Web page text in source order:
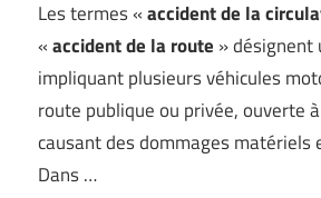
Les termes «accident de la
«accident de la route » désignent
impliquant plusieurs véhicules
route publique ou privée, ouverte
causant des dommages matériels
Dans …